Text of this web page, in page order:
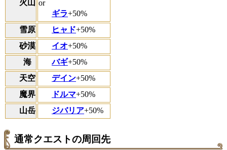
火山 or
ギラ+50%
雪原
ヒャド+50%
砂漠
イオ+50%
海
バギ+50%
天空
デイン+50%
魔界
ドルマ+50%
山岳
ジバリア+50%
通常クエストの周回先